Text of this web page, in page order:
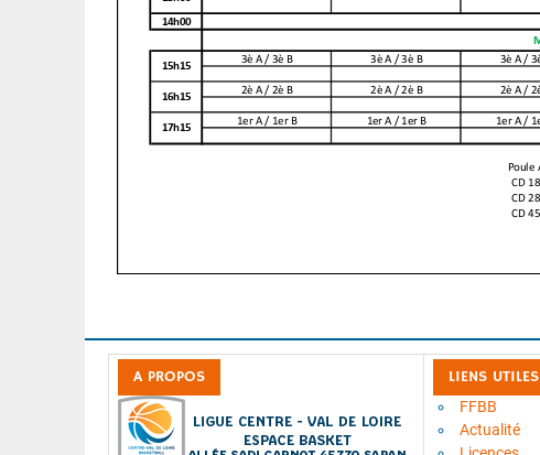
A PROPOS LIENS UTILES
FFBB
Actualité